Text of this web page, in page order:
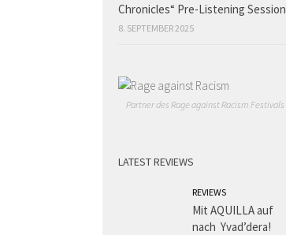
Chronicles“ Pre-Listening Session
8. SEPTEMBER 2025
Partner des Rage against Racism Festivals
LATEST REVIEWS
REVIEWS
Mit AQUILLA auf
nach Yvad’dera!